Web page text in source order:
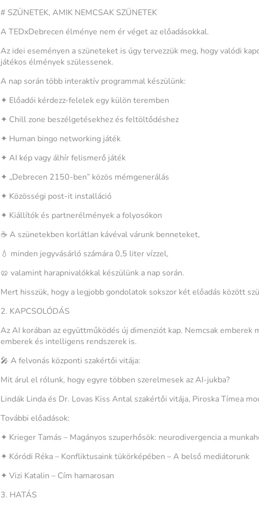
# SZÜNETEK, AMIK NEMCSAK SZÜNETEK
A TEDxDebrecen élménye nem ér véget az előadásokkal.
Az idei eseményen a szüneteket is úgy tervezzük meg, hogy valódi
játékos élmények szülessenek.
A nap során több interaktív programmal készülünk:
✦ Előadói kérdezz-felelek egy külön teremben
✦ Chill zone beszélgetésekhez és feltöltődéshez
✦ Human bingo networking játék
✦ AI kép vagy álhír felismerő játék
✦ „Debrecen 2150-ben” közös mémgenerálás
✦ Közösségi post-it installáció
✦ Kiállítók és partnerélmények a folyosókon
☕ A szünetekben korlátlan kávéval várunk benneteket,
💧 minden jegyvásárló számára 0,5 liter vízzel,
🥨 valamint harapnivalókkal készülünk a nap során.
Mert hisszük, hogy a legjobb gondolatok sokszor két előadás között
2. KAPCSOLÓDÁS
Az AI korában az együttműködés új dimenziót kap. Nemcsak emberek
emberek és intelligens rendszerek is.
🎤 A felvonás központi szakértői vitája:
Mit árul el rólunk, hogy egyre többen szerelmesek az AI-jukba?
Lindák Linda és Dr. Lovas Kiss Antal szakértői vitája, Piroska Tímea
További előadások:
✦ Krieger Tamás – Magányos szuperhősök: neurodivergencia a
✦ Kóródi Réka – Konfliktusaink tükörképében – A belső mediátorunk
✦ Vizi Katalin – Cím hamarosan
3. HATÁS